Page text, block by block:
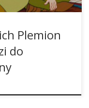
Plemion
do